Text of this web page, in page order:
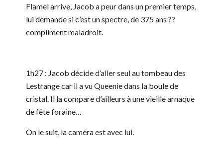
Flamel arrive, Jacob a peur dans un premier temps,
lui demande si c’est un spectre, de 375 ans ??
compliment maladroit.
1h27 : Jacob décide d’aller seul au tombeau des
Lestrange car il a vu Queenie dans la boule de
cristal. Il la compare d’ailleurs à une vieille arnaque
de fête foraine…
On le suit, la caméra est avec lui.